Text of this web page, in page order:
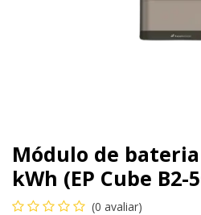
Módulo de bateria
kWh (EP Cube B2-
(0 avaliar)